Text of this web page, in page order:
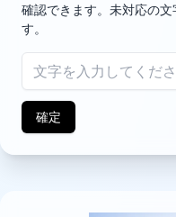
確認できます。未対応の
す。
確定